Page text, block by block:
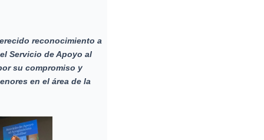
reconocimiento a
Servicio de Apoyo al
su compromiso y
en el área de la